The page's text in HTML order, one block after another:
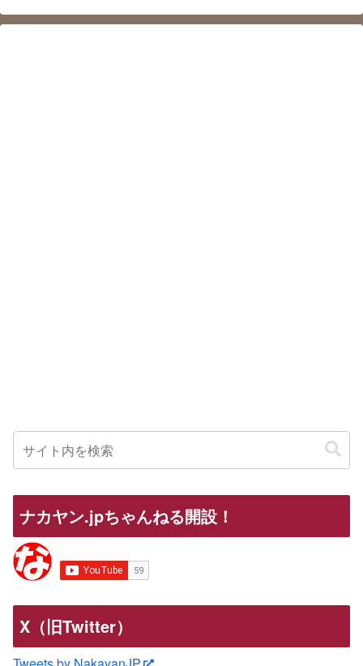
ナカヤン.jpちゃんねる開設！
X（旧Twitter）